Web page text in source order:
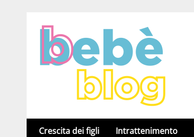
Crescita dei figli Intrattenimento